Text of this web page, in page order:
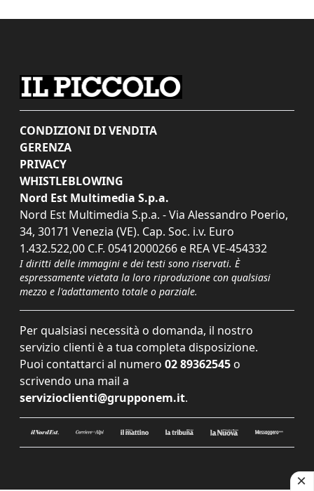
CONDIZIONI DI VENDITA
GERENZA
PRIVACY
WHISTLEBLOWING
Nord Est Multimedia S.p.a.
Nord Est Multimedia S.p.a. - Via Alessandro Poerio,
34, 30171 Venezia (VE). Cap. Soc. i.v. Euro
1.432.522,00 C.F. 05412000266 e REA VE-454332
I diritti delle immagini e dei testi sono riservati. È
espressamente vietata la loro riproduzione con qualsiasi
mezzo e l'adattamento totale o parziale.
Per qualsiasi necessità o domanda, il nostro
servizio clienti è a tua completa disposizione.
Puoi contattarci al numero 02 89362545 o
scrivendo una mail a
servizioclienti@grupponem.it.